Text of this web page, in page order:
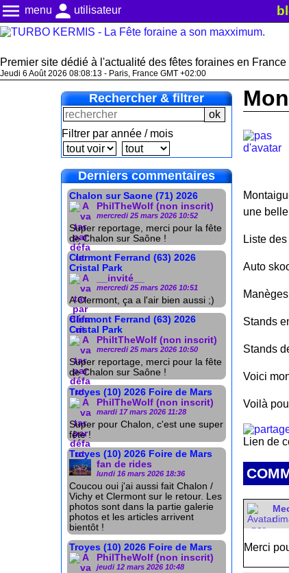
menu menu person utilisateur
Premier site dédié à l'actualité des fêtes foraines en France
Jeudi 6 Août 2026 08:08:14 - Paris, France GMT +02:00
Rechercher & filtrer
Filtrer par année / mois
Derniers commentaires
Chalon sur Saone (71) 2026
PhilTheWolf (non inscrit)
mercredi 25 mars 2026 10:52
Super reportage, merci pour la fête
de Chalon sur Saône !
Clermont Ferrand (63) 2026
Cristal Park
__invité__
mercredi 25 mars 2026 10:51
A Clermont, ça a l'air bien aussi ;)
Clermont Ferrand (63) 2026
Cristal Park
PhiltTheWolf (non inscrit)
mercredi 25 mars 2026 10:50
Super reportage, merci pour la fête
de Chalon sur Saône !
Troyes (10) 2026 Foire de Mars
PhilTheWolf (non inscrit)
mardi 17 mars 2026 11:28
Super pour Chalon, c'est une super
fête !
Troyes (10) 2026 Foire de Mars
fan de rides
lundi 16 mars 2026 18:36
Coucou oui j'ai aussi fait Chalon /
Vichy et Clermont sur le retour. Les
photos sont dans la partie galerie
photos et les articles arrivent
bientôt !
Troyes (10) 2026 Foire de Mars
PhilTheWolf (non inscrit)
jeudi 12 mars 2026 10:48
une
Liste
Auto
Stands
Stands
Voici
Voilà
Lien de
Merci